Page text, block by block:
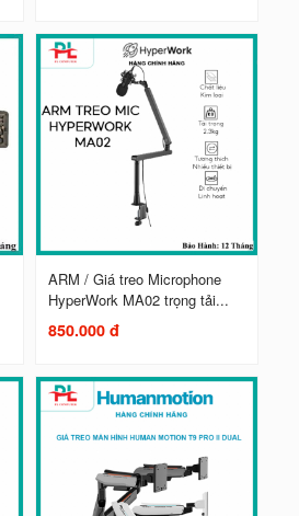
ARM / Giá treo Microphone
HyperWork MA02 trọng tải...
850.000 đ